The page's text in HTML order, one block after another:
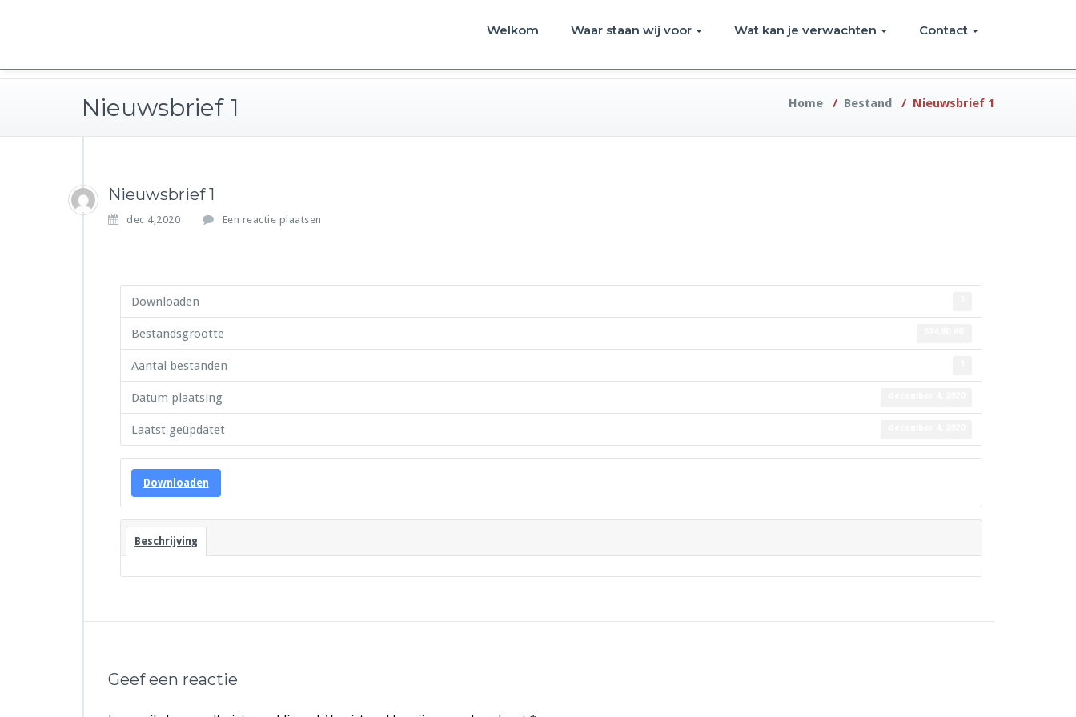
Welkom Waar staan wij voor Wat kan je verwachten Contact
Nieuwsbrief 1 Home / Bestand / Nieuwsbrief 1
Nieuwsbrief 1
dec 4,2020 Een reactie plaatsen
Downloaden
Bestandsgrootte
Aantal bestanden
Datum plaatsing
Laatst geüpdatet
Downloaden
Beschrijving
Geef een reactie